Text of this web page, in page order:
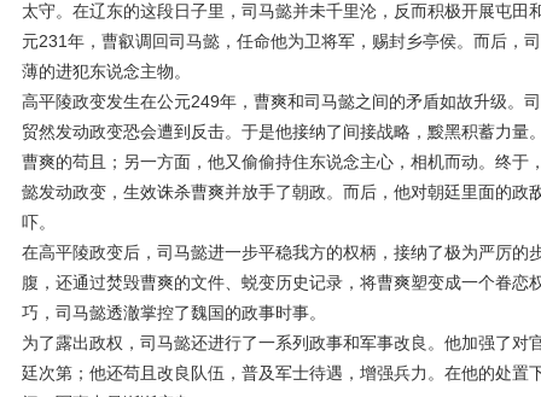
太守。在辽东的这段日子里，司马懿并未千里沦，反而积极开展屯田
元231年，曹叡调回司马懿，任命他为卫将军，赐封乡亭侯。而后，
薄的进犯东说念主物。
高平陵政变发生在公元249年，曹爽和司马懿之间的矛盾如故升级。
贸然发动政变恐会遭到反击。于是他接纳了间接战略，黢黑积蓄力量
曹爽的苟且；另一方面，他又偷偷持住东说念主心，相机而动。终于
懿发动政变，生效诛杀曹爽并放手了朝政。而后，他对朝廷里面的政
吓。
在高平陵政变后，司马懿进一步平稳我方的权柄，接纳了极为严厉的
腹，还通过焚毁曹爽的文件、蜕变历史记录，将曹爽塑变成一个眷恋
巧，司马懿透澈掌控了魏国的政事时事。
为了露出政权，司马懿还进行了一系列政事和军事改良。他加强了对
廷次第；他还苟且改良队伍，普及军士待遇，增强兵力。在他的处置